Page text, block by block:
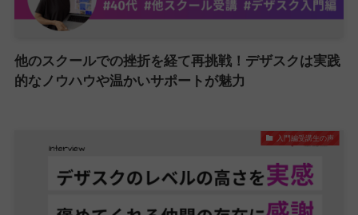
他のスクールでの挫折を経て再挑戦！デザスクは実践
的なノウハウや温かいサポートが魅力
入門編受講生の声